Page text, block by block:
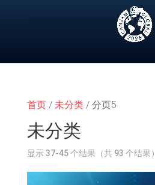
首页/ 未分类/ 分页5
未分类
显示 37-45 个结果（共 93 个结果）